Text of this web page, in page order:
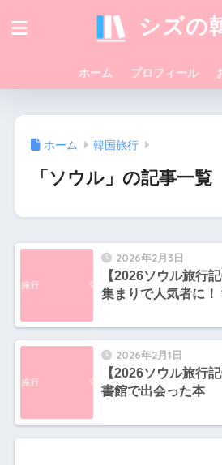
シズの
ホーム プロフィール
ホーム 韓国旅行
「ソウル」の記事一覧
2026年2月3日
【2026ソウル旅行
集まりで人気者に！
2026年2月1日
【2026ソウル旅行
書館で出会った本